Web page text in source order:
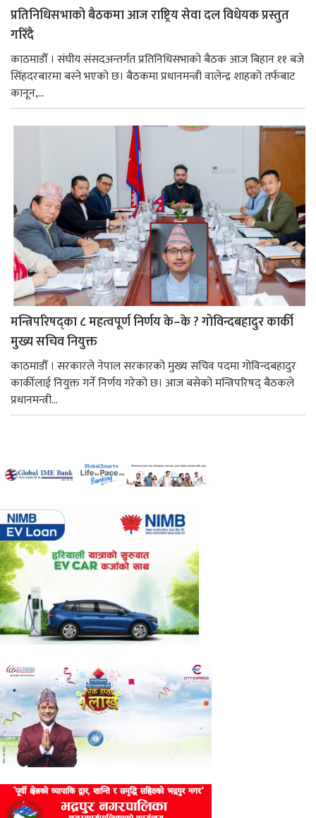
प्रतिनिधिसभाको बैठकमा आज राष्ट्रिय सेवा दल विधेयक प्रस्तुत
गरिँदै
काठमाडौँ । संघीय संसदअन्तर्गत प्रतिनिधिसभाको बैठक आज बिहान ११ बजे
सिंहदरबारमा बस्ने भएको छ। बैठकमा प्रधानमन्त्री वालेन्द्र शाहको तर्फबाट
कानून,...
मन्त्रिपरिषद्का ८ महत्वपूर्ण निर्णय के–के ? गोविन्दबहादुर कार्की
मुख्य सचिव नियुक्त
काठमाडौँ । सरकारले नेपाल सरकारको मुख्य सचिव पदमा गोविन्दबहादुर
कार्कीलाई नियुक्त गर्ने निर्णय गरेको छ। आज बसेको मन्त्रिपरिषद् बैठकले
प्रधानमन्त्री...